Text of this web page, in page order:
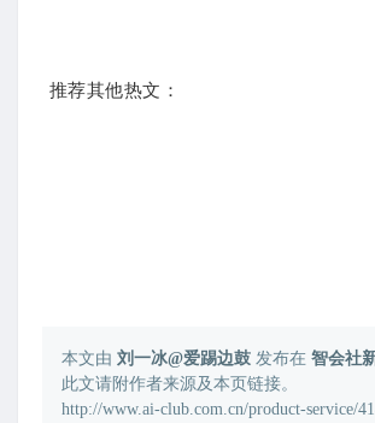
推荐其他热文：
本文由 刘一冰@爱踢边鼓 发布在 智会社
此文请附作者来源及本页链接。
http://www.ai-club.com.cn/product-service/